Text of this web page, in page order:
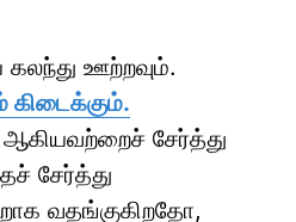
ஊற்றவும்.
கிடைக்கும்.
சேர்த்து
சேர்த்து
வதங்குகிறதோ,